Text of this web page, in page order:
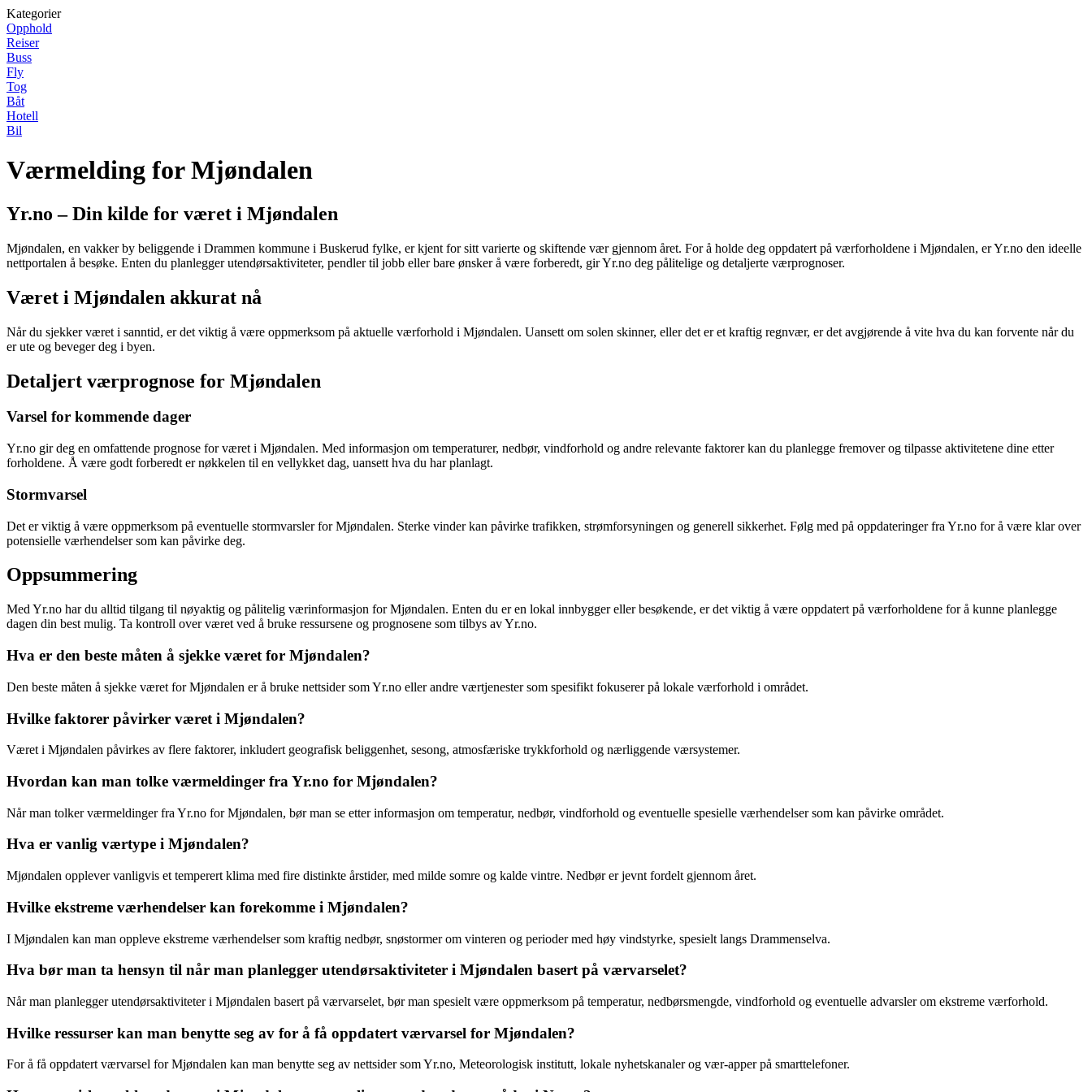
Kategorier
Opphold
Reiser
Buss
Fly
Tog
Båt
Hotell
Bil
Værmelding for Mjøndalen
Yr.no – Din kilde for været i Mjøndalen
Mjøndalen, en vakker by beliggende i Drammen kommune i Buskerud fylke, er kjent for sitt varierte og skiftende vær gjennom året. For å holde deg oppdatert på værforholdene i Mjøndalen, er Yr.no den ideelle
nettportalen å besøke. Enten du planlegger utendørsaktiviteter, pendler til jobb eller bare ønsker å være forberedt, gir Yr.no deg pålitelige og detaljerte værprognoser.
Været i Mjøndalen akkurat nå
Når du sjekker været i sanntid, er det viktig å være oppmerksom på aktuelle værforhold i Mjøndalen. Uansett om solen skinner, eller det er et kraftig regnvær, er det avgjørende å vite hva du kan forvente når du
er ute og beveger deg i byen.
Detaljert værprognose for Mjøndalen
Varsel for kommende dager
Yr.no gir deg en omfattende prognose for været i Mjøndalen. Med informasjon om temperaturer, nedbør, vindforhold og andre relevante faktorer kan du planlegge fremover og tilpasse aktivitetene dine etter
forholdene. Å være godt forberedt er nøkkelen til en vellykket dag, uansett hva du har planlagt.
Stormvarsel
Det er viktig å være oppmerksom på eventuelle stormvarsler for Mjøndalen. Sterke vinder kan påvirke trafikken, strømforsyningen og generell sikkerhet. Følg med på oppdateringer fra Yr.no for å være klar over
potensielle værhendelser som kan påvirke deg.
Oppsummering
Med Yr.no har du alltid tilgang til nøyaktig og pålitelig værinformasjon for Mjøndalen. Enten du er en lokal innbygger eller besøkende, er det viktig å være oppdatert på værforholdene for å kunne planlegge
dagen din best mulig. Ta kontroll over været ved å bruke ressursene og prognosene som tilbys av Yr.no.
Hva er den beste måten å sjekke været for Mjøndalen?
Den beste måten å sjekke været for Mjøndalen er å bruke nettsider som Yr.no eller andre værtjenester som spesifikt fokuserer på lokale værforhold i området.
Hvilke faktorer påvirker været i Mjøndalen?
Været i Mjøndalen påvirkes av flere faktorer, inkludert geografisk beliggenhet, sesong, atmosfæriske trykkforhold og nærliggende værsystemer.
Hvordan kan man tolke værmeldinger fra Yr.no for Mjøndalen?
Når man tolker værmeldinger fra Yr.no for Mjøndalen, bør man se etter informasjon om temperatur, nedbør, vindforhold og eventuelle spesielle værhendelser som kan påvirke området.
Hva er vanlig værtype i Mjøndalen?
Mjøndalen opplever vanligvis et temperert klima med fire distinkte årstider, med milde somre og kalde vintre. Nedbør er jevnt fordelt gjennom året.
Hvilke ekstreme værhendelser kan forekomme i Mjøndalen?
I Mjøndalen kan man oppleve ekstreme værhendelser som kraftig nedbør, snøstormer om vinteren og perioder med høy vindstyrke, spesielt langs Drammenselva.
Hva bør man ta hensyn til når man planlegger utendørsaktiviteter i Mjøndalen basert på værvarselet?
Når man planlegger utendørsaktiviteter i Mjøndalen basert på værvarselet, bør man spesielt være oppmerksom på temperatur, nedbørsmengde, vindforhold og eventuelle advarsler om ekstreme værforhold.
Hvilke ressurser kan man benytte seg av for å få oppdatert værvarsel for Mjøndalen?
For å få oppdatert værvarsel for Mjøndalen kan man benytte seg av nettsider som Yr.no, Meteorologisk institutt, lokale nyhetskanaler og vær-apper på smarttelefoner.